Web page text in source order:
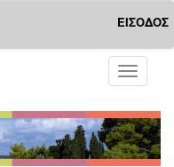
ΕΙΣΟΔΟΣ
Toggle